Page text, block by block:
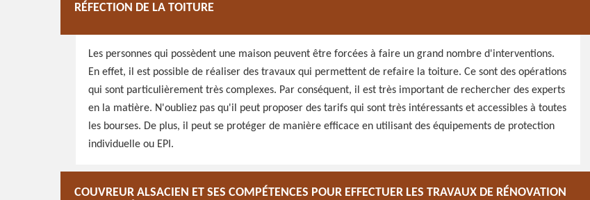
RÉFECTION DE LA TOITURE
Les personnes qui possèdent une maison peuvent être forcées à faire un grand nombre d'interventions.
En effet, il est possible de réaliser des travaux qui permettent de refaire la toiture. Ce sont des opérations
qui sont particulièrement très complexes. Par conséquent, il est très important de rechercher des experts
en la matière. N'oubliez pas qu'il peut proposer des tarifs qui sont très intéressants et accessibles à toutes
les bourses. De plus, il peut se protéger de manière efficace en utilisant des équipements de protection
individuelle ou EPI.
COUVREUR ALSACIEN ET SES COMPÉTENCES POUR EFFECTUER LES TRAVAUX DE RÉNOVATION